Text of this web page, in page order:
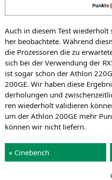
Auch in die­sem Test
her beob­ach­te­te. Wäh­rend
die Pro­zes­so­ren die zu
sich bei der Ver­wen­dung der
ist sogar schon der Ath­lon
200GE. Wir haben die­se
der­ho­lun­gen und
ren wie­der­holt vali­die­ren
um der Ath­lon 200GE mehr
kön­nen wir nicht liefern.
« Cine­bench